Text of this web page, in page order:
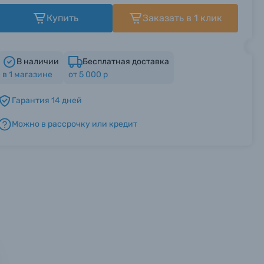
Купить Заказать в 1 клик
В наличии
в 1 магазине
Бесплатная доставка
от 5 000 р
Гарантия 14 дней
Можно в рассрочку или кредит